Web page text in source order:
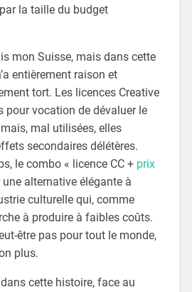
la taille du budget
mon Suisse, mais dans cette
entièrement raison et
tort. Les licences Creative
pour vocation de dévaluer le
mal utilisées, elles
secondaires délétères.
le combo « licence CC + prix
une alternative élégante à
culturelle qui, comme
à produire à faibles coûts.
être pas pour tout le monde,
plus.
cette histoire, face au